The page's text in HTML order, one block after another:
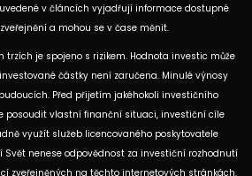
v článcích vyjadřují informace dostupné
a mohou se v čase měnit.
je spojeno s rizikem. Hodnota investic může
částky není zaručena. Minulé výnosy
Před přijetím jakéhokoli investičního
posoudit vlastní finanční situaci, investiční cíle
využít služeb licencovaného poskytovatele
Svět nenese odpovědnost za investiční rozhodnutí
zveřejněných na těchto internetových stránkách.